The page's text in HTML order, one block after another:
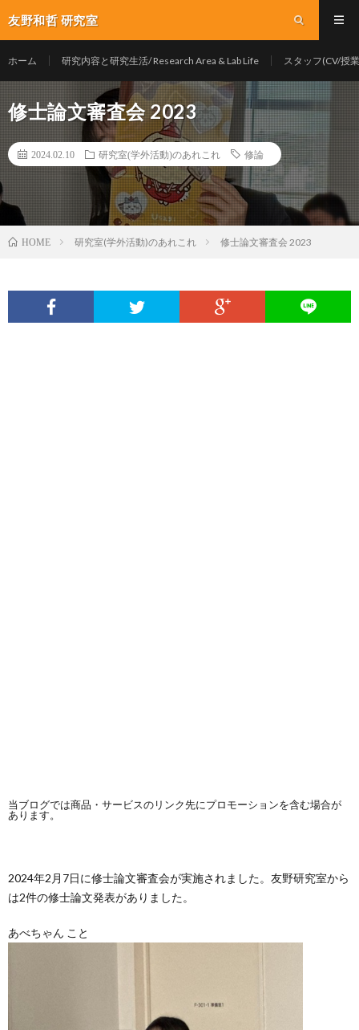
友野和哲 研究室
ホーム 研究内容と研究生活/ Research Area & Lab Life スタッフ(CV/授
修士論文審査会 2023
2024.02.10 研究室(学外活動)のあれこれ 修論
HOME 研究室(学外活動)のあれこれ 修士論文審査会 2023
当ブログでは商品・サービスのリンク先にプロモーションを含む場合が
あります。
2024年2月7日に修士論文審査会が実施されました。友野研究室から
は2件の修士論文発表がありました。
あべちゃん こと